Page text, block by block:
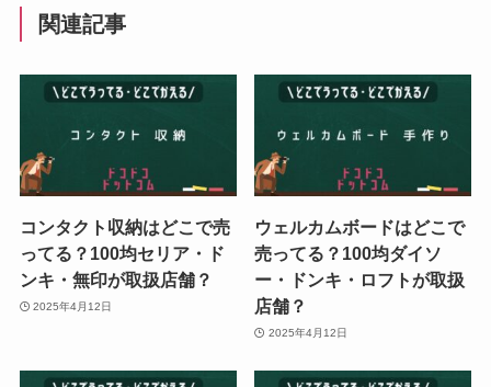
関連記事
コンタクト収納はどこで売
ってる？100均セリア・ド
ンキ・無印が取扱店舗？
2025年4月12日
ウェルカムボードはどこで
売ってる？100均ダイソ
ー・ドンキ・ロフトが取扱
店舗？
2025年4月12日